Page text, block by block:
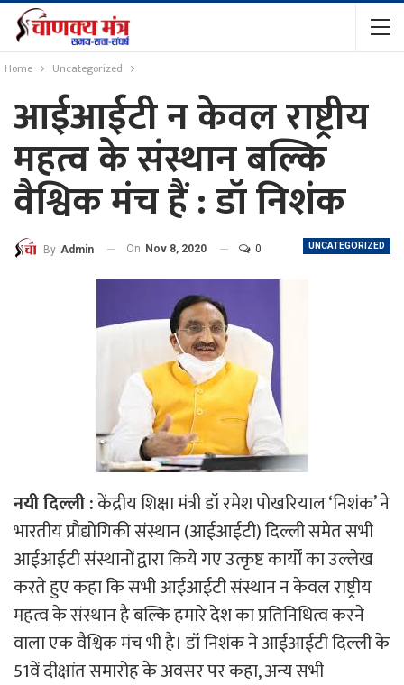
Home Uncategorized
आईआईटी न केवल राष्ट्रीय
महत्व के संस्थान बल्कि
वैश्विक मंच हैं : डॉ निशंक
UNCATEGORIZED
By Admin On Nov 8, 2020 0
नयी दिल्ली :केंद्रीय शिक्षा मंत्री डॉ रमेश पोखरियाल ‘निशंक’ ने
भारतीय प्रौद्योगिकी संस्थान (आईआईटी) दिल्ली समेत सभी
आईआईटी संस्थानों द्वारा किये गए उत्कृष्ट कार्यों का उल्लेख
करते हुए कहा कि सभी आईआईटी संस्थान न केवल राष्ट्रीय
महत्व के संस्थान है बल्कि हमारे देश का प्रतिनिधित्व करने
वाला एक वैश्विक मंच भी है। डॉ निशंक ने आईआईटी दिल्ली के
51वें दीक्षांत समारोह के अवसर पर कहा, अन्य सभी